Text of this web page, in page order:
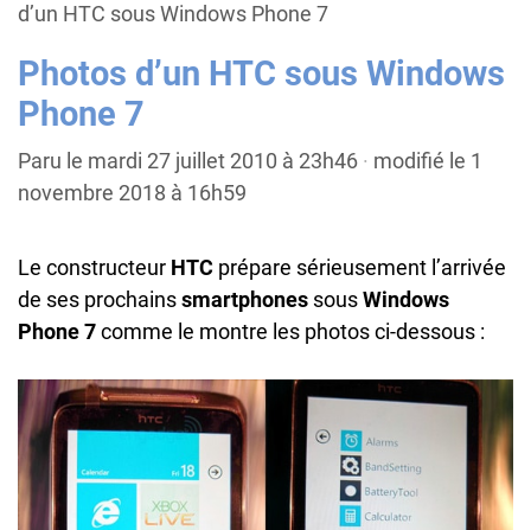
d’un HTC sous Windows Phone 7
Photos d’un HTC sous Windows
Phone 7
Paru le mardi 27 juillet 2010 à 23h46 · modifié le 1
novembre 2018 à 16h59
Le constructeur HTC prépare sérieusement l’arrivée
de ses prochainssmartphones sousWindows
Phone 7comme le montre les photos ci-dessous :